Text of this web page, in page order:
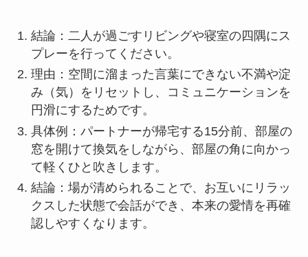
結論：二人が過ごすリビングや寝室の四隅にス
プレーを行ってください。
理由：空間に溜まった言葉にできない不満や淀
み（気）をリセットし、コミュニケーションを
円滑にするためです。
具体例：パートナーが帰宅する15分前、部屋の
窓を開けて換気をしながら、部屋の角に向かっ
て軽くひと吹きします。
結論：場が清められることで、お互いにリラッ
クスした状態で会話ができ、本来の愛情を再確
認しやすくなります。